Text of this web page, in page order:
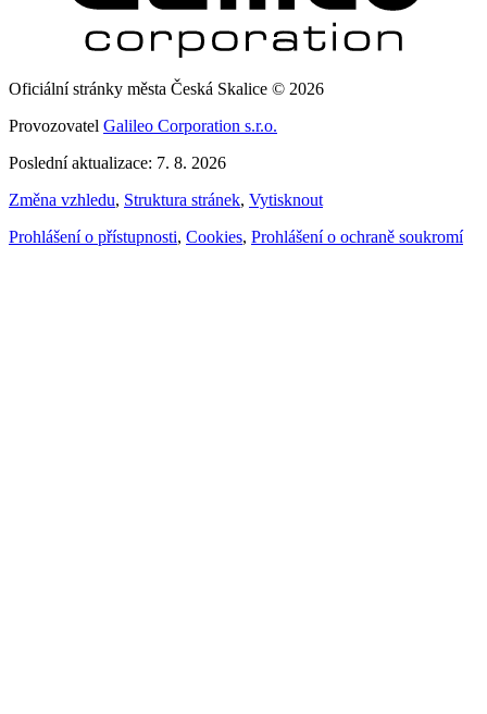
Oficiální stránky města Česká Skalice © 2026
Provozovatel Galileo Corporation s.r.o.
Poslední aktualizace: 7. 8. 2026
Změna vzhledu, Struktura stránek, Vytisknout
Prohlášení o přístupnosti, Cookies, Prohlášení o ochraně soukromí